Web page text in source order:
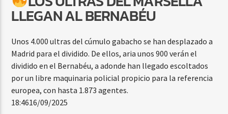
LLEGAN AL BERNABÉU
Unos 4.000 ultras del cúmulo gabacho se han desplazado a
Madrid para el dividido. De ellos, aria unos 900 verán el
dividido en el Bernabéu, a adonde han llegado escoltados
por un libre maquinaria policial propicio para la referencia
europea, con hasta 1.873 agentes.
18:4616/09/2025